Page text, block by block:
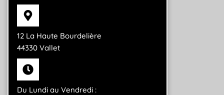
12 La Haute Bourdelière
44330 Vallet
Du Lundi au Vendredi :